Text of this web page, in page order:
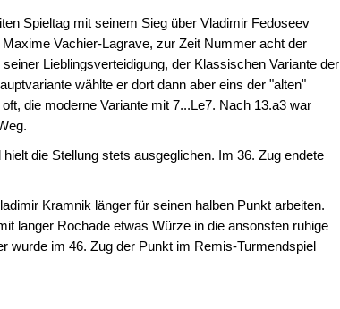
Spieltag mit seinem Sieg über Vladimir Fedoseev
Vachier-Lagrave, zur Zeit Nummer acht der
Lieblingsverteidigung, der Klassischen Variante der
wählte er dort dann aber eins der "alten"
die moderne Variante mit 7...Le7. Nach 13.a3 war
die Stellung stets ausgeglichen. Im 36. Zug endete
Kramnik länger für seinen halben Punkt arbeiten.
langer Rochade etwas Würze in die ansonsten ruhige
wurde im 46. Zug der Punkt im Remis-Turmendspiel